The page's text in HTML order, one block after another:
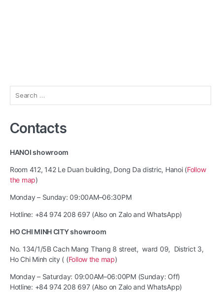
for:
Contacts
HANOI showroom
Room 412, 142 Le Duan building, Dong Da distric, Hanoi (Follow
the map)
Monday – Sunday: 09:00AM–06:30PM
Hotline: +84 974 208 697 (Also on Zalo and WhatsApp)
HO CHI MINH CITY showroom
No. 134/1/5B Cach Mang Thang 8 street, ward 09, District 3,
Ho Chi Minh city ( (Follow the map)
Monday – Saturday: 09:00AM–06:00PM (Sunday: Off)
Hotline: +84 974 208 697 (Also on Zalo and WhatsApp)